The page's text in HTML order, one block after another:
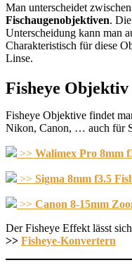
Man unterscheidet zwischen
Fischaugenobjektiven.
Unterscheidung kann man
Charakteristisch für diese
Linse.
Fisheye
Fisheye Objektive findet
Nikon, Canon, … auch für
>> Walimex Pro 8mm
>> Sigma 8mm f3.5
>> Canon 8-15mm
Der Fisheye Effekt lässt
>> Fisheye-Konvertern